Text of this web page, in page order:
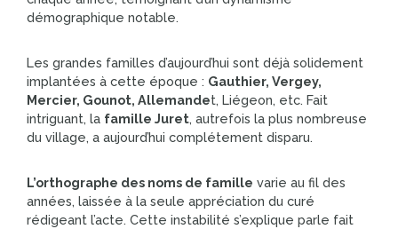
démographique notable.
Les grandes familles d’aujourd’hui sont déjà solidement
implantées à cette époque : Gauthier, Vergey,
Mercier, Gounot, Allemandet, Liégeon, etc. Fait
intriguant, la famille Juret, autrefois la plus nombreuse
du village, a aujourd’hui complétement disparu.
L’orthographe des noms de famille varie au fil des
années, laissée à la seule appréciation du curé
rédigeant l’acte. Cette instabilité s’explique parle fait